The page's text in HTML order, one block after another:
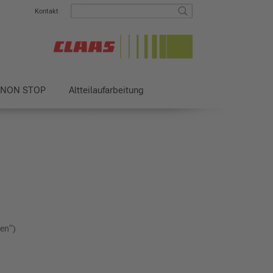
Kontakt
STOP Altteilaufarbeitung